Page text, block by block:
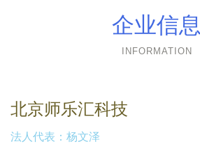
企业信息
INFORMATION
北京师乐汇科技
法人代表： 杨文泽